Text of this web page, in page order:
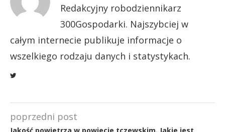
Redakcyjny robodziennikarz
300Gospodarki. Najszybciej w
całym internecie publikuje informacje o
wszelkiego rodzaju danych i statystykach.
poprzedni post
Jakość powietrza w powiecie tczewskim. Jakie jest